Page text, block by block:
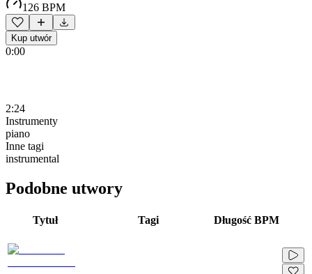
126 BPM
Kup utwór
0:00
2:24
Instrumenty
piano
Inne tagi
instrumental
Podobne utwory
Tytuł Tagi Długość BPM